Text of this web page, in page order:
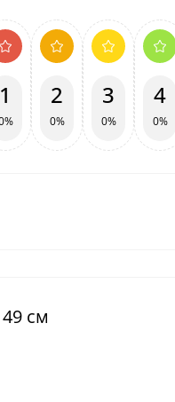
1 2
0%
3
0%
4
0%
см